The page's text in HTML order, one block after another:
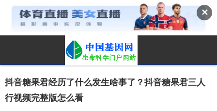
✕
抖音糖果君经历了什么发生啥事了？抖音糖果君三人
行视频完整版怎么看